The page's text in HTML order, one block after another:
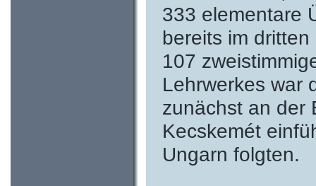
333 elementare
bereits im dritten
107
Lehrwerkes war
zunächst an der
Kecskemét
Ungarn folgten.